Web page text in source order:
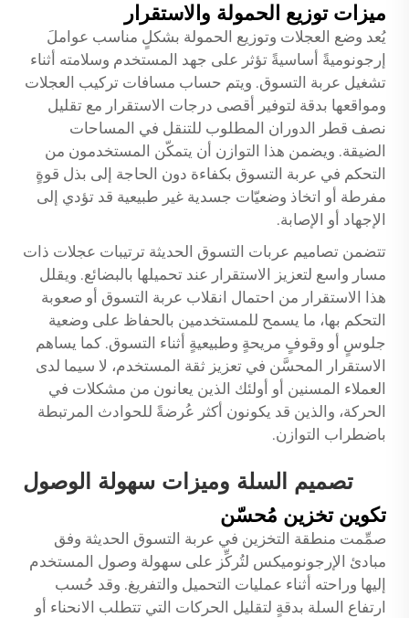
ميزات توزيع الحمولة والاستقرار
يُعد وضع العجلات وتوزيع الحمولة بشكلٍ مناسب عواملَ
إرجونوميةً أساسيةً تؤثر على جهد المستخدم وسلامته أثناء
تشغيل عربة التسوق. ويتم حساب مسافات تركيب العجلات
ومواقعها بدقة لتوفير أقصى درجات الاستقرار مع تقليل
نصف قطر الدوران المطلوب للتنقل في المساحات
الضيقة. ويضمن هذا التوازن أن يتمكّن المستخدمون من
التحكم في عربة التسوق بكفاءة دون الحاجة إلى بذل قوةٍ
مفرطة أو اتخاذ وضعيّات جسدية غير طبيعية قد تؤدي إلى
الإجهاد أو الإصابة.
تتضمن تصاميم عربات التسوق الحديثة ترتيبات عجلات ذات
مسار واسع لتعزيز الاستقرار عند تحميلها بالبضائع. ويقلل
هذا الاستقرار من احتمال انقلاب عربة التسوق أو صعوبة
التحكم بها، ما يسمح للمستخدمين بالحفاظ على وضعية
جلوسٍ أو وقوفٍ مريحةٍ وطبيعيةٍ أثناء التسوق. كما يساهم
الاستقرار المحسَّن في تعزيز ثقة المستخدم، لا سيما لدى
العملاء المسنين أو أولئك الذين يعانون من مشكلات في
الحركة، والذين قد يكونون أكثر عُرضةً للحوادث المرتبطة
باضطراب التوازن.
تصميم السلة وميزات سهولة الوصول
تكوين تخزين مُحسّن
صمِّمت منطقة التخزين في عربة التسوق الحديثة وفق
مبادئ الإرجونوميكس لتُركِّز على سهولة وصول المستخدم
إليها وراحته أثناء عمليات التحميل والتفريغ. وقد حُسب
ارتفاع السلة بدقةٍ لتقليل الحركات التي تتطلب الانحناء أو